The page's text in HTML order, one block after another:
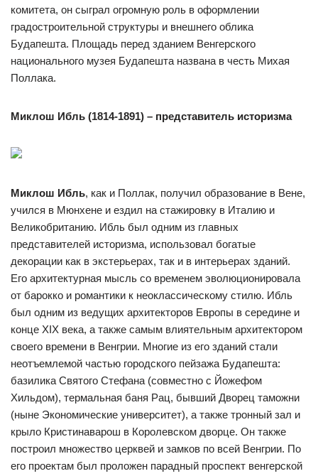
комитета, он сыграл огромную роль в оформлении
градостроительной структуры и внешнего облика
Будапешта. Площадь перед зданием Венгерского
национального музея Будапешта названа в честь Михая
Поллака.
Миклош Ибль (1814-1891) – представитель историзма
Миклош Ибль, как и Поллак, получил образование в Вене,
учился в Мюнхене и ездил на стажировку в Италию и
Великобританию. Ибль был одним из главных
представителей историзма, использовал богатые
декорации как в экстерьерах, так и в интерьерах зданий.
Его архитектурная мысль со временем эволюционировала
от барокко и романтики к неоклассическому стилю. Ибль
был одним из ведущих архитекторов Европы в середине и
конце XIX века, а также самым влиятельным архитектором
своего времени в Венгрии. Многие из его зданий стали
неотъемлемой частью городского пейзажа Будапешта:
базилика Святого Стефана (совместно с Йожефом
Хильдом), термальная баня Рац, бывший Дворец таможни
(ныне Экономические университет), а также тронный зал и
крыло Кристинаварош в Королевском дворце. Он также
построил множество церквей и замков по всей Венгрии. По
его проектам был проложен парадный проспект венгерской